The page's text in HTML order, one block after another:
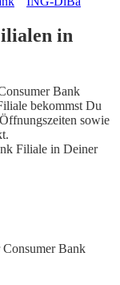
in
Bank
bekommst Du
sowie
Filiale in Deiner
Consumer Bank